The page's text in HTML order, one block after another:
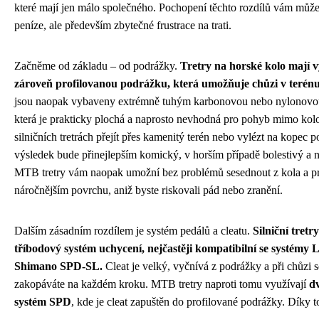
které mají jen málo společného. Pochopení těchto rozdílů vám
peníze, ale především zbytečné frustrace na trati.
Začněme od základu – od podrážky. Tretry na horské kolo mají
zároveň profilovanou podrážku, která umožňuje chůzi v
jsou naopak vybaveny extrémně tuhým karbonovou nebo
která je prakticky plochá a naprosto nevhodná pro pohyb mimo
silničních tretrách přejít přes kamenitý terén nebo vylézt na kopec
výsledek bude přinejlepším komický, v horším případě bolestivý a
MTB tretry vám naopak umožní bez problémů sesednout z kola a
náročnějším povrchu, aniž byste riskovali pád nebo zranění.
Dalším zásadním rozdílem je systém pedálů a cleatu. Silniční
tříbodový systém uchycení, nejčastěji kompatibilní se systémy
Shimano SPD-SL. Cleat je velký, vyčnívá z podrážky a při chůzi
zakopáváte na každém kroku. MTB tretry naproti tomu využívají
systém SPD, kde je cleat zapuštěn do profilované podrážky. Díky